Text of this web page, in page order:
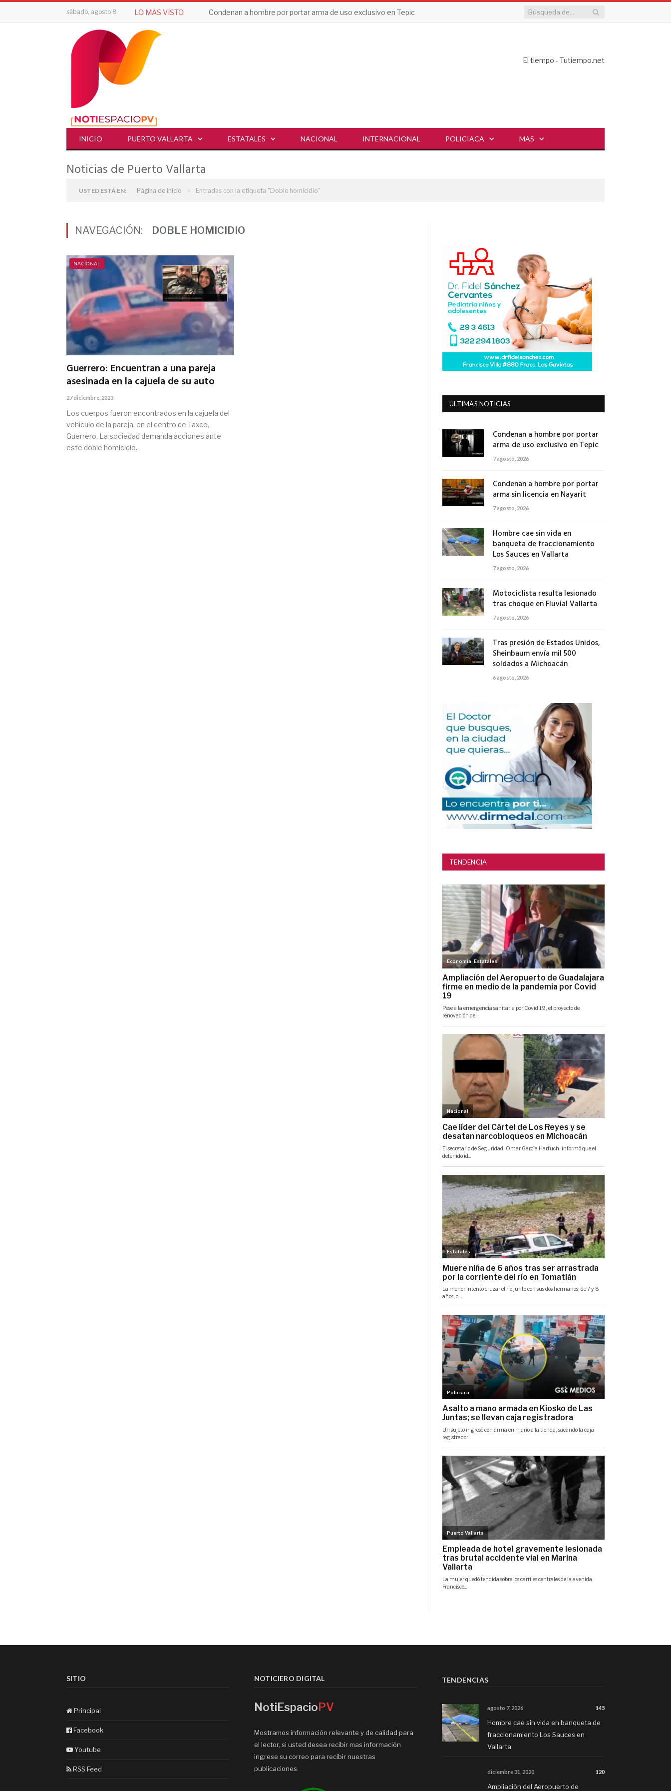
sábado, agosto 8 LO MAS VISTO Condenan a hombre por portar arma de uso exclusivo en Tepic
El tiempo - Tutiempo.net
INICIO PUERTO VALLARTA ESTATALES NACIONAL INTERNACIONAL POLICIACA MAS
Noticias de Puerto Vallarta
USTED ESTÁ EN: Página de inicio » Entradas con la etiqueta "Doble homicidio"
NAVEGACIÓN: DOBLE HOMICIDIO
NACIONAL
Guerrero: Encuentran a una pareja
asesinada en la cajuela de su auto
27 diciembre, 2023
Los cuerpos fueron encontrados en la cajuela del
vehículo de la pareja, en el centro de Taxco,
Guerrero. La sociedad demanda acciones ante
este doble homicidio.
ULTIMAS NOTICIAS
Condenan a hombre por portar
arma de uso exclusivo en Tepic
7 agosto, 2026
Condenan a hombre por portar
arma sin licencia en Nayarit
7 agosto, 2026
Hombre cae sin vida en
banqueta de fraccionamiento
Los Sauces en Vallarta
7 agosto, 2026
Motociclista resulta lesionado
tras choque en Fluvial Vallarta
7 agosto, 2026
Tras presión de Estados Unidos,
Sheinbaum envía mil 500
soldados a Michoacán
6 agosto, 2026
TENDENCIA
SITIO
Principal
Facebook
Youtube
RSS Feed
NOTICIERO DIGITAL
NotiEspacioPV
Mostramos información relevante y de calidad para
el lector, si usted desea recibir mas información
ingrese su correo para recibir nuestras
publicaciones.
TENDENCIAS
agosto 7, 2026 145
Hombre cae sin vida en banqueta de
fraccionamiento Los Sauces en
Vallarta
diciembre 31, 2020 120
Ampliación del Aeropuerto de